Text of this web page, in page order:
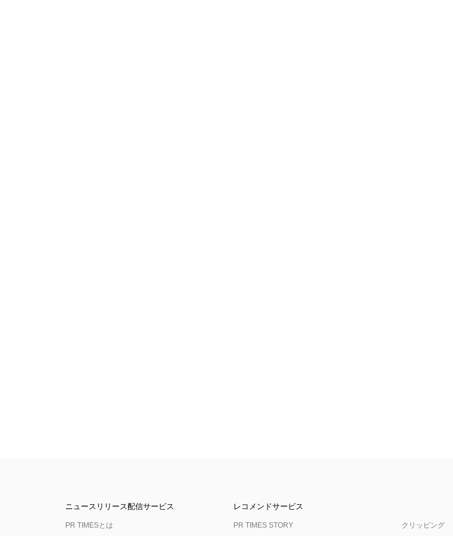
ニュースリリース配信サービス
PR TIMESとは
レコメンドサービス
PR TIMES STORY クリッピング